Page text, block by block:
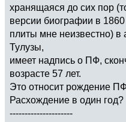
хранящаяся до сих пор
версии биографии в
плиты мне неизвестно) в
Тулузы,
имеет надпись о ПФ,
возрасте 57 лет.
Это относит рождение
Расхождение в один год?
---------------------